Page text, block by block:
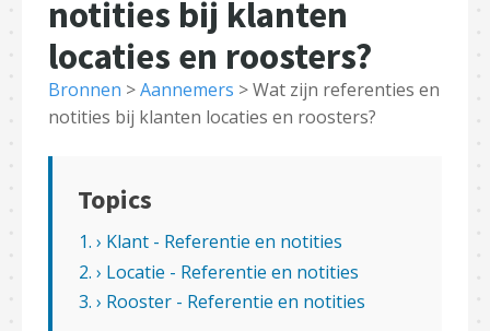
notities bij klanten
locaties en roosters?
Bronnen >Aannemers >Wat zijn referenties en
notities bij klanten locaties en roosters?
Topics
1. › Klant - Referentie en notities
2. › Locatie - Referentie en notities
3. › Rooster - Referentie en notities